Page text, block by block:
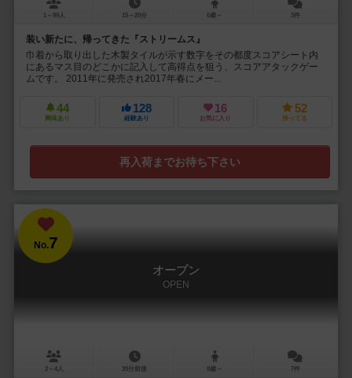
1～99人 15～20分 6歳～ 3件
装い新たに、帰ってきた『ストリームス』
巾着から取り出した木製タイルが示す数字をその都度スコアシート内
にあるマス目のどこかに記入して高得点を狙う、スコアアタックゲー
ムです。 2011年に発売され2017年春にメー...
44
興味あり
128
経験あり
16
お気に入り
52
持ってる
再入荷までお待ち下さい
No.7
オープン
OPEN
2～4人 20分前後 8歳～ 7件